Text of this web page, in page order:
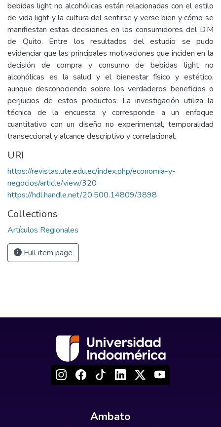
bebidas light no alcohólicas están relacionadas con el estilo
de vida light y la cultura del sentirse y verse bien y cómo se
manifiestan estas decisiones en los consumidores del D.M
de Quito. Entre los resultados del estudio se pudo
evidenciar que las principales motivaciones que inciden en la
decisión de compra y consumo de bebidas light no
alcohólicas es la salud y el bienestar físico y estético,
aunque desconociendo sobre los verdaderos beneficios o
perjuicios de estos productos. La investigación utiliza la
técnica de la encuesta y corresponde a un enfoque
cuantitativo con un diseño no experimental, temporalidad
transeccional y alcance descriptivo y correlacional.
URI
https://revistas.ute.edu.ec/index.php/economia-y-
negocios/article/view/320
https://hdl.handle.net/20.500.14809/3898
Collections
Artículos Regionales
Full item page
Ambato